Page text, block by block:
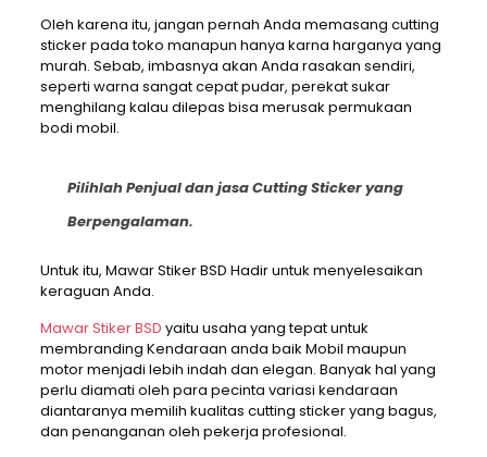
Oleh karena itu, jangan pernah Anda memasang cutting
sticker pada toko manapun hanya karna harganya yang
murah. Sebab, imbasnya akan Anda rasakan sendiri,
seperti warna sangat cepat pudar, perekat sukar
menghilang kalau dilepas bisa merusak permukaan
bodi mobil.
Pilihlah Penjual dan jasa Cutting Sticker yang
Berpengalaman.
Untuk itu, Mawar Stiker BSD Hadir untuk menyelesaikan
keraguan Anda.
Mawar Stiker BSD yaitu usaha yang tepat untuk
membranding Kendaraan anda baik Mobil maupun
motor menjadi lebih indah dan elegan. Banyak hal yang
perlu diamati oleh para pecinta variasi kendaraan
diantaranya memilih kualitas cutting sticker yang bagus,
dan penanganan oleh pekerja profesional.